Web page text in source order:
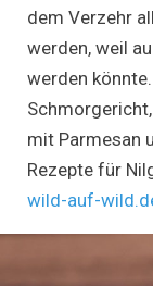
dem Verzehr
werden, weil
werden
mit Parmesan
Rezepte für
wild-auf-